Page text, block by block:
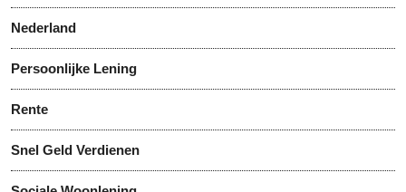
Nederland
Persoonlijke Lening
Rente
Snel Geld Verdienen